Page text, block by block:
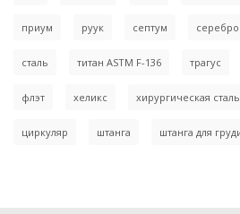
приум руук септум серебро
сталь титан ASTM F-136 трагус
флэт хеликс хирургическая сталь
циркуляр штанга штанга для